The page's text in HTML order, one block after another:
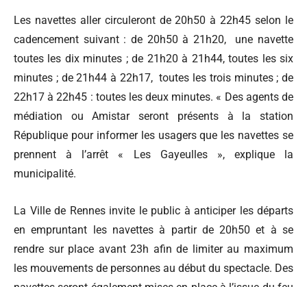
Les navettes aller circuleront de 20h50 à 22h45 selon le
cadencement suivant : de 20h50 à 21h20, une navette
toutes les dix minutes ; de 21h20 à 21h44, toutes les six
minutes ; de 21h44 à 22h17, toutes les trois minutes ; de
22h17 à 22h45 : toutes les deux minutes. « Des agents de
médiation ou Amistar seront présents à la station
République pour informer les usagers que les navettes se
prennent à l’arrêt « Les Gayeulles », explique la
municipalité.
La Ville de Rennes invite le public à anticiper les départs
en empruntant les navettes à partir de 20h50 et à se
rendre sur place avant 23h afin de limiter au maximum
les mouvements de personnes au début du spectacle. Des